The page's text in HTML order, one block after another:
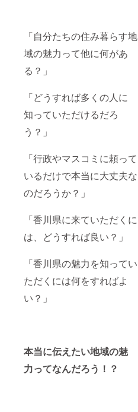
「自分たちの住み暮らす地
域の魅力って他に何があ
る？」
「どうすれば多くの人に
知っていただけるだろ
う？」
「行政やマスコミに頼って
いるだけで本当に大丈夫な
のだろうか？」
「香川県に来ていただくに
は、どうすれば良い？」
「香川県の魅力を知ってい
ただくには何をすればよ
い？」
本当に伝えたい地域の魅
力ってなんだろう！？